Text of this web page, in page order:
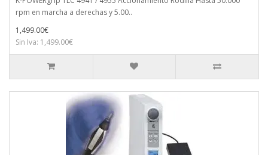
rpm en marcha a derechas y 5.00..
1,499.00€
Sin Iva: 1,499.00€